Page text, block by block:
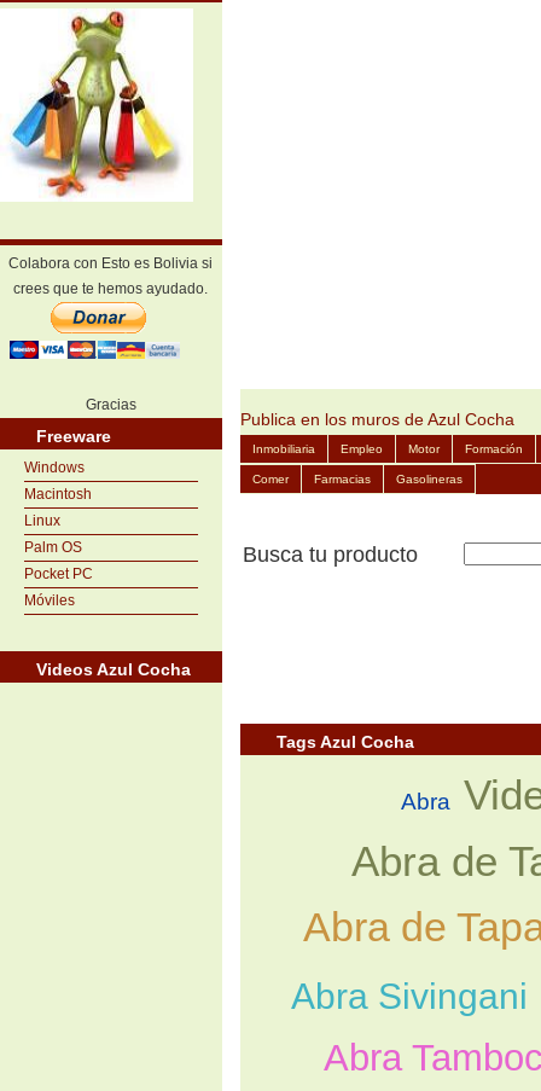
Colabora con Esto es Bolivia si
crees que te hemos ayudado.
Gracias
Freeware
Windows
Macintosh
Linux
Palm OS
Pocket PC
Móviles
Videos Azul Cocha
Publica en los muros de Azul Cocha
Inmobiliaria Empleo Motor Formación
Comer Farmacias Gasolineras
Busca tu producto
Tags Azul Cocha
Abra
Abra de
Abra de
Abra Sivingani
Abra